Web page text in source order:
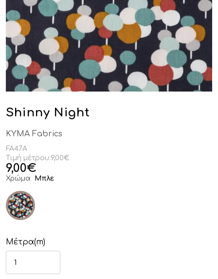
Shinny Night
KYMA Fabrics
FA47A
Τιμή μέτρου:9,00€
9,00€
Χρώμα Μπλε
Μέτρα(m)